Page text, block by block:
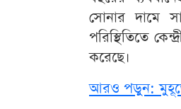
সোনার দামে
পরিস্থিতিতে
করেছে।
আরও পড়ুন: